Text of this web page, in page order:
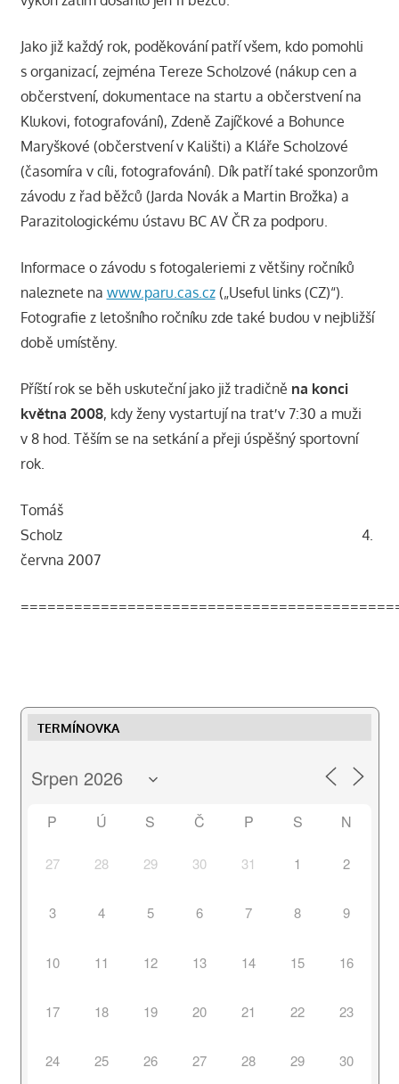
Jako již každý rok, poděkování patří všem, kdo pomohli
s organizací, zejména Tereze Scholzové (nákup cen a
občerstvení, dokumentace na startu a občerstvení na
Klukovi, fotografování), Zdeně Zajíčkové a Bohunce
Maryškové (občerstvení v Kališti) a Kláře Scholzové
(časomíra v cíli, fotografování). Dík patří také sponzorům
závodu z řad běžců (Jarda Novák a Martin Brožka) a
Parazitologickému ústavu BC AV ČR za podporu.
Informace o závodu s fotogaleriemi z většiny ročníků
naleznete na www.paru.cas.cz(„Useful links (CZ)“).
Fotografie z letošního ročníku zde také budou v nejbližší
době umístěny.
Příští rok se běh uskuteční jako již tradičně na konci
května 2008, kdy ženy vystartují na trať v 7:30 a muži
v 8 hod. Těším se na setkání a přeji úspěšný sportovní
rok.
Tomáš
Scholz 4.
června 2007
TERMÍNOVKA
P Ú S Č P S N
27 28 29 30 31 1 2
3 4 5 6 7 8 9
10 11 12 13 14 15 16
17 18 19 20 21 22 23
24 25 26 27 28 29 30